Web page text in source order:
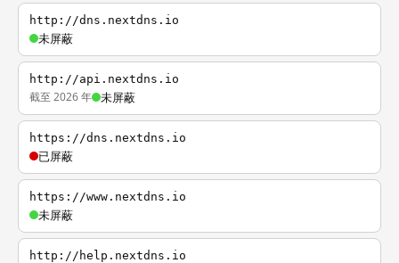
http://dns.nextdns.io
未屏蔽
http://api.nextdns.io
截至 2026 年 未屏蔽
https://dns.nextdns.io
已屏蔽
https://www.nextdns.io
未屏蔽
http://help.nextdns.io